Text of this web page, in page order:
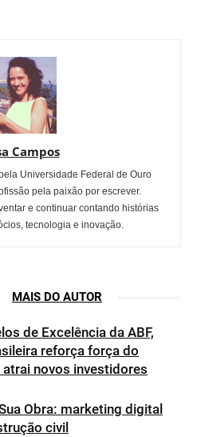
Campos
Universidade Federal de Ouro
pela paixão por escrever.
e continuar contando histórias
tecnologia e inovação.
MAIS DO AUTOR
de Excelência da ABF,
reforça força do
atrai novos investidores
Obra: marketing digital
civil